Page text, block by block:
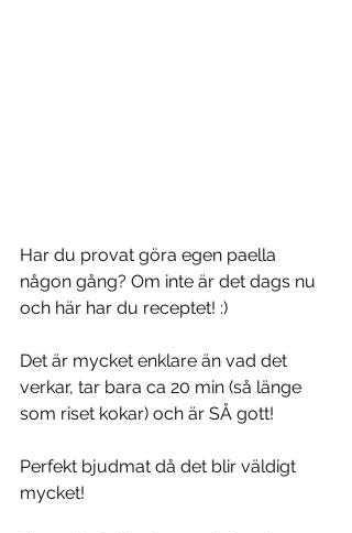
Har du provat göra egen paella
någon gång? Om inte är det dags nu
och här har du receptet! :)
Det är mycket enklare än vad det
verkar, tar bara ca 20 min (så länge
som riset kokar) och är SÅ gott!
Perfekt bjudmat då det blir väldigt
mycket!